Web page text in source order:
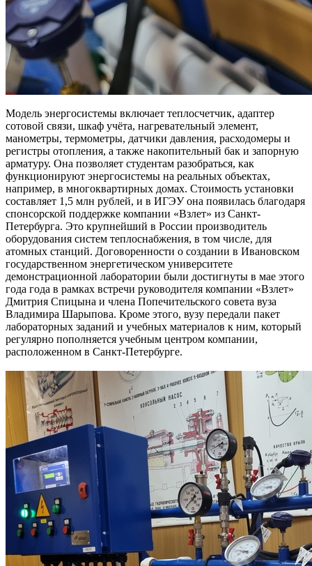
Модель энергосистемы включает теплосчетчик, адаптер
сотовой связи, шкаф учёта, нагревательный элемент,
манометры, термометры, датчики давления, расходомеры и
регистры отопления, а также накопительный бак и запорную
арматуру. Она позволяет студентам разобраться, как
функционируют энергосистемы на реальных объектах,
например, в многоквартирных домах. Стоимость установки
составляет 1,5 млн рублей, и в ИГЭУ она появилась благодаря
спонсорской поддержке компании «Взлет» из Санкт-
Петербурга. Это крупнейший в России производитель
оборудования систем теплоснабжения, в том числе, для
атомных станций. Договоренности о создании в Ивановском
государственном энергетическом университете
демонстрационной лаборатории были достигнуты в мае этого
года года в рамках встречи руководителя компании «Взлет»
Дмитрия Спицына и члена Попечительского совета вуза
Владимира Шарыпова. Кроме этого, вузу передали пакет
лабораторных заданий и учебных материалов к ним, который
регулярно пополняется учебным центром компании,
расположенном в Санкт-Петербурге.